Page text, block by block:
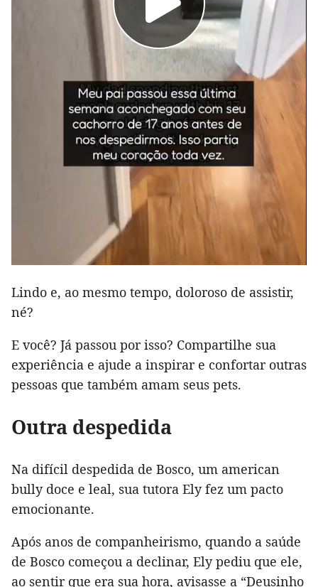
Lindo e, ao mesmo tempo, doloroso de assistir,
né?
E você? Já passou por isso? Compartilhe sua
experiência e ajude a inspirar e confortar outras
pessoas que também amam seus pets.
Outra despedida
Na difícil despedida de Bosco, um american
bully doce e leal, sua tutora Ely fez um pacto
emocionante.
Após anos de companheirismo, quando a saúde
de Bosco começou a declinar, Ely pediu que ele,
ao sentir que era sua hora, avisasse a “Deusinho